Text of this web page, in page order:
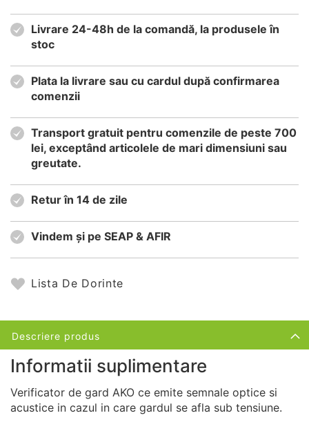
Livrare 24-48h de la comandă, la produsele în
stoc
Plata la livrare sau cu cardul după confirmarea
comenzii
Transport gratuit pentru comenzile de peste 700
lei, exceptând articolele de mari dimensiuni sau
greutate.
Retur în 14 de zile
Vindem și pe SEAP & AFIR
Lista De Dorinte
Descriere produs
Informatii suplimentare
Verificator de gard AKO ce emite semnale optice si
acustice in cazul in care gardul se afla sub tensiune.